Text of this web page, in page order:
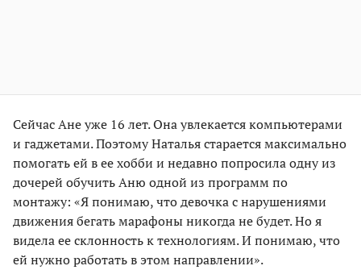
Сейчас Ане уже 16 лет. Она увлекается компьютерами
и гаджетами. Поэтому Наталья старается максимально
помогать ей в ее хобби и недавно попросила одну из
дочерей обучить Аню одной из программ по
монтажу: «Я понимаю, что девочка с нарушениями
движения бегать марафоны никогда не будет. Но я
видела ее склонность к технологиям. И понимаю, что
ей нужно работать в этом направлении».